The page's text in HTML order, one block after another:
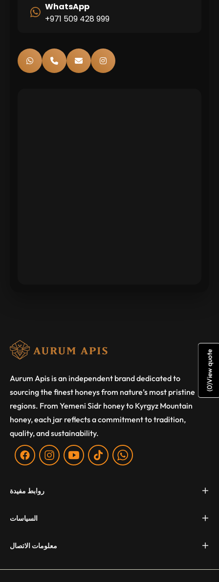
WhatsApp
+971 509 428 999
Aurum Apis is an independent brand dedicated to
sourcing the finest honeys from nature’s most pristine
regions. From Yemeni Sidr honey to Kyrgyz Mountain
honey, each jar reflects a commitment to tradition,
quality, and sustainability.
Fb Ins You Tiktok WA
روابط مفيدة
السياسات
معلومات الاتصال
(
0
)
View quote